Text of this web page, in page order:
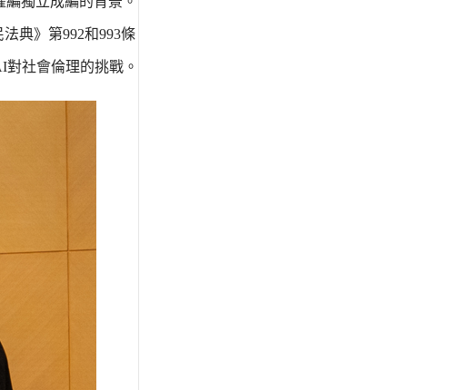
典》第992和993條
社會倫理的挑戰。